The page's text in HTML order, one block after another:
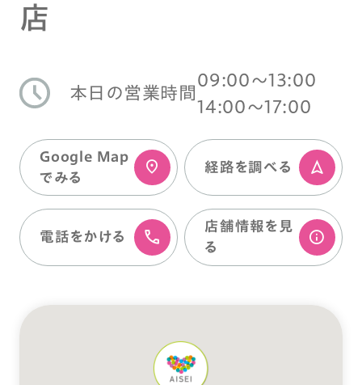
店
本日の営業時間
09:00〜13:00
14:00〜17:00
Google Map
でみる
経路を調べる
電話をかける
店舗情報を⾒
る